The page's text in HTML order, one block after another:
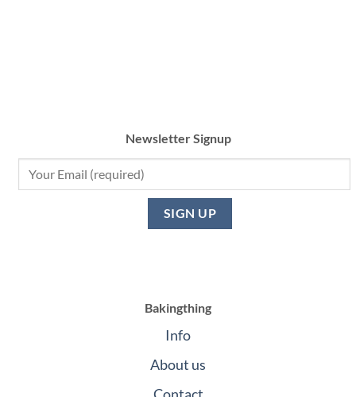
Newsletter Signup
Bakingthing
Info
About us